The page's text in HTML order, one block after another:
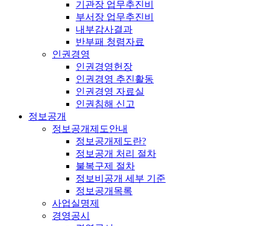
기관장 업무추진비
부서장 업무추진비
내부감사결과
반부패 청렴자료
인권경영
인권경영헌장
인권경영 추진활동
인권경영 자료실
인권침해 신고
정보공개
정보공개제도안내
정보공개제도란?
정보공개 처리 절차
불복구제 절차
정보비공개 세부 기준
정보공개목록
사업실명제
경영공시